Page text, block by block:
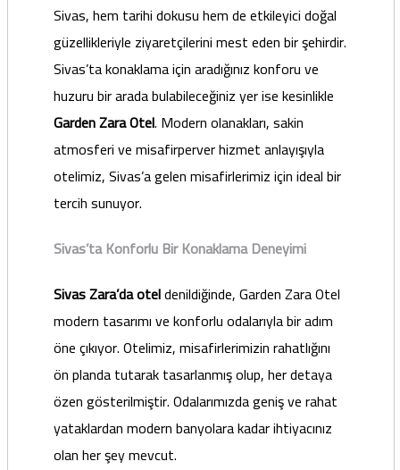
Sivas, hem tarihi dokusu hem de etkileyici doğal
güzellikleriyle ziyaretçilerini mest eden bir şehirdir.
Sivas’ta konaklama için aradığınız konforu ve
huzuru bir arada bulabileceğiniz yer ise kesinlikle
Garden Zara Otel. Modern olanakları, sakin
atmosferi ve misafirperver hizmet anlayışıyla
otelimiz, Sivas’a gelen misafirlerimiz için ideal bir
tercih sunuyor.
Sivas’ta Konforlu Bir Konaklama Deneyimi
Sivas Zara’da oteldenildiğinde, Garden Zara Otel
modern tasarımı ve konforlu odalarıyla bir adım
öne çıkıyor. Otelimiz, misafirlerimizin rahatlığını
ön planda tutarak tasarlanmış olup, her detaya
özen gösterilmiştir. Odalarımızda geniş ve rahat
yataklardan modern banyolara kadar ihtiyacınız
olan her şey mevcut.